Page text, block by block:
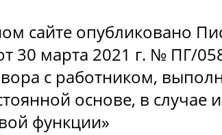
сайте опубликовано
30 марта 2021 г. № ПГ/
с работником,
основе, в случае
функции»